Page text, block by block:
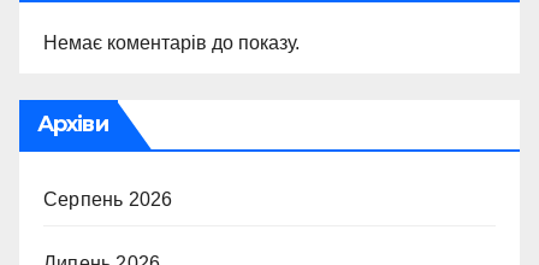
Немає коментарів до показу.
Архіви
Серпень 2026